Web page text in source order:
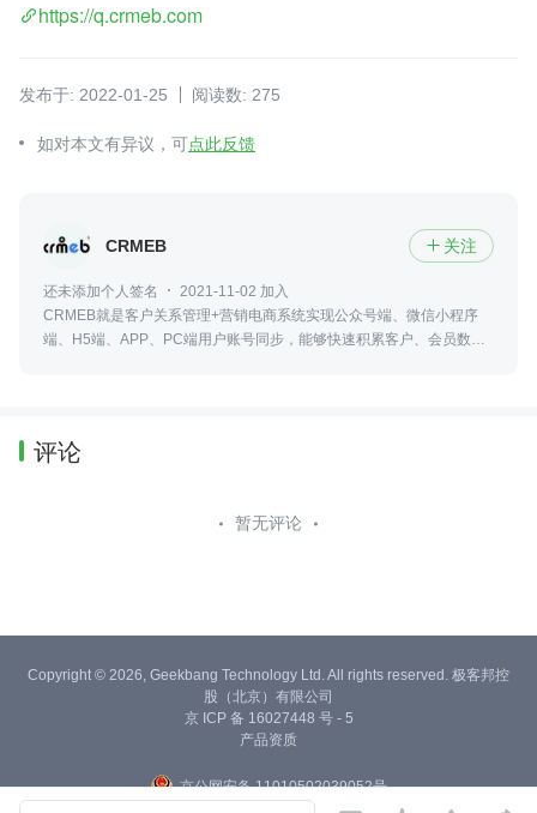
https://q.crmeb.com
发布于: 2022-01-25 阅读数: 275
如对本文有异议，可点此反馈
CRMEB  关注
还未添加个人签名
2021-11-02 加入
CRMEB就是客户关系管理+营销电商系统实现公众号端、微信小程序
端、H5端、APP、PC端用户账号同步，能够快速积累客户、会员数据
评论
暂无评论
Copyright © 2026, Geekbang Technology Ltd. All rights reserved. 极客邦控
股（北京）有限公司
京 ICP 备 16027448 号 - 5
产品资质
京公网安备 11010502039052号